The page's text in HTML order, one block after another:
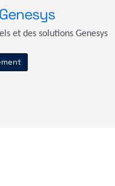
Genesys
et des solutions Genesys